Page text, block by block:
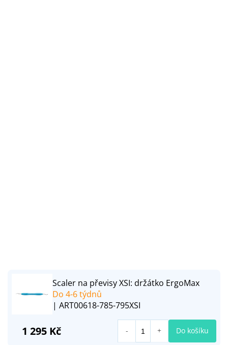
Scaler na převisy XSI: držátko ErgoMax
Do 4-6 týdnů
| ART00618-785-795XSI
1 295 Kč Do košíku